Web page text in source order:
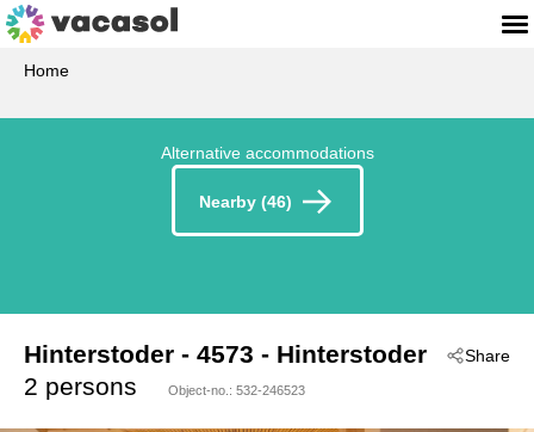
Home
Alternative accommodations
Nearby (46)
Share
Hinterstoder - 4573 - Hinterstoder
2 persons
Object-no.: 532-246523